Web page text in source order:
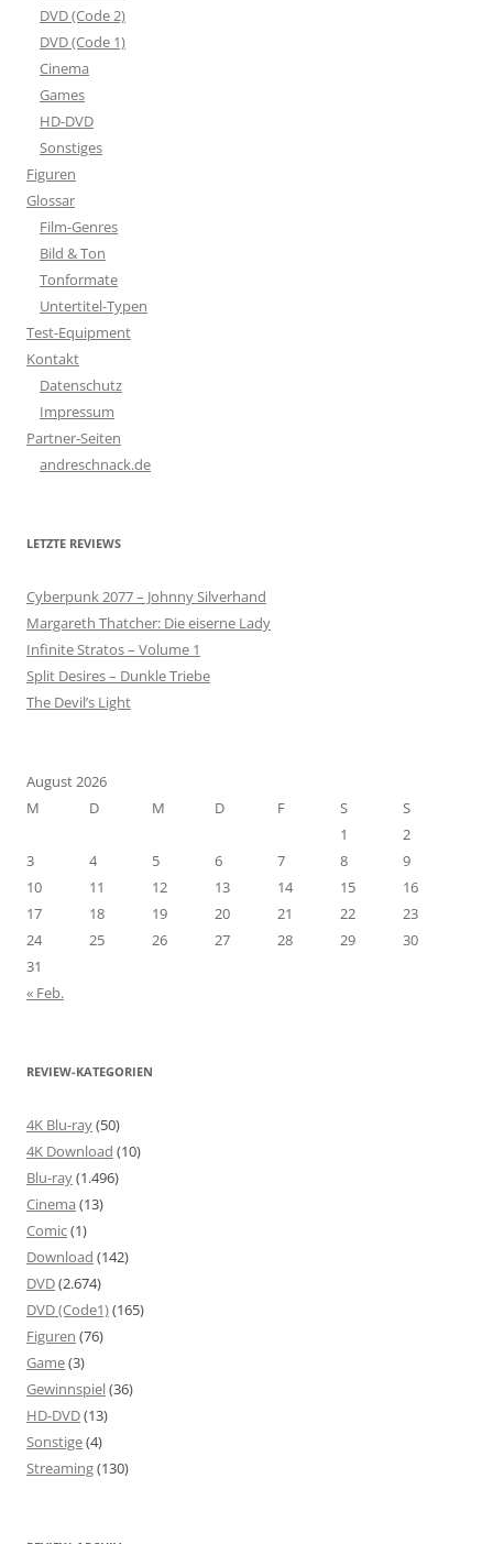
DVD (Code 2)
DVD (Code 1)
Cinema
Games
HD-DVD
Sonstiges
Figuren
Glossar
Film-Genres
Bild & Ton
Tonformate
Untertitel-Typen
Test-Equipment
Kontakt
Datenschutz
Impressum
Partner-Seiten
andreschnack.de
LETZTE REVIEWS
Cyberpunk 2077 – Johnny Silverhand
Margareth Thatcher: Die eiserne Lady
Infinite Stratos – Volume 1
Split Desires – Dunkle Triebe
The Devil’s Light
August 2026
M
D M D F S
S
1
2
3
4 5 6 7 8
9
10
11 12 13 14 15
16
17
18 19 20 21 22
23
24
25 26 27 28 29
30
31
« Feb.
REVIEW-KATEGORIEN
4K Blu-ray(50)
4K Download (10)
Blu-ray(1.496)
Cinema (13)
Comic(1)
Download (142)
DVD(2.674)
DVD (Code1)(165)
Figuren (76)
Game(3)
Gewinnspiel(36)
HD-DVD(13)
Sonstige(4)
Streaming(130)